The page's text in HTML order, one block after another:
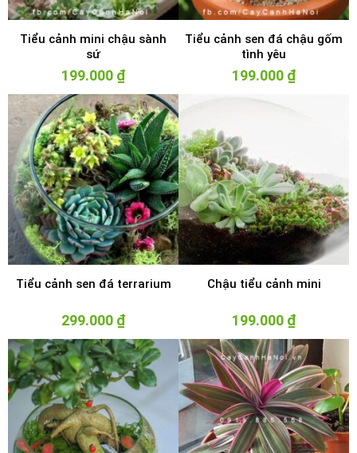
Tiểu cảnh mini chậu sành
sứ
199.000 ₫
Tiểu cảnh sen đá chậu gốm
tình yêu
199.000 ₫
Tiểu cảnh sen đá terrarium
299.000 ₫
Chậu tiểu cảnh mini
199.000 ₫